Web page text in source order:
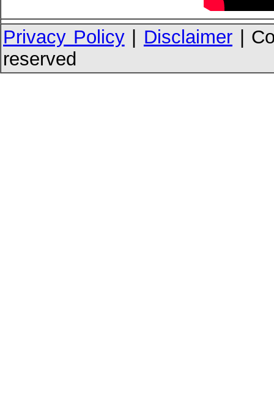
Privacy Policy| Disclaimer|
reserved